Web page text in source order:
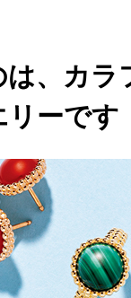
は、カ
リーです